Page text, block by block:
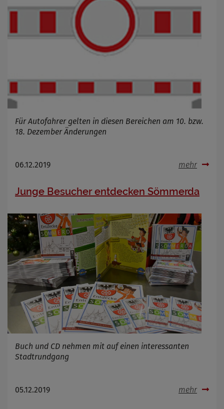
Für Autofahrer gelten in diesen Bereichen am 10. bzw.
18. Dezember Änderungen
06.12.2019 mehr
Junge Besucher entdecken Sömmerda
Buch und CD nehmen mit auf einen interessanten
Stadtrundgang
05.12.2019 mehr